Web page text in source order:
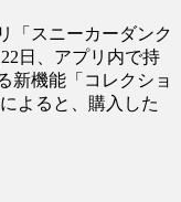
「スニーカーダンク
日、アプリ内で持
新機能「コレクショ
よると、購入した